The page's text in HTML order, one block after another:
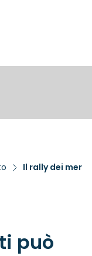
Il rally dei
può